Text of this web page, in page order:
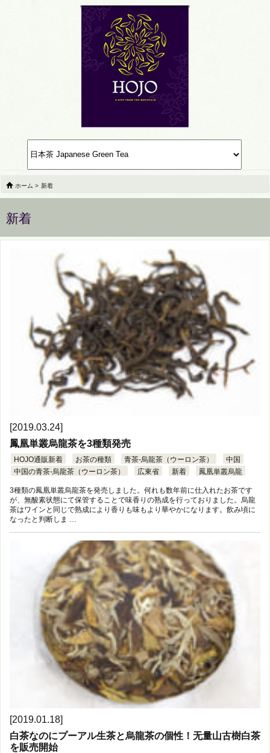
ホーム > 新着
新着
[2019.03.24]
鳳凰単叢烏龍茶を3種類発売
HOJO通販新着 お茶の種類 青茶-烏龍茶（ウーロン茶）
中国
中国の青茶-烏龍茶（ウーロン茶）
広東省 新着 鳳凰単叢烏龍
3種類の鳳凰単叢烏龍茶を発売しました。何れも数年前に仕入れたお茶です
が、無酸素状態にて保管することで味香りの熟成を行っておりました。烏龍
茶はワインと同じで熟成により香りも味もより華やかになります。飲み頃に
なったと判断しま …
[2019.01.18]
白茶なのにプーアル生茶と烏龍茶の個性！无量山古樹白茶
を販売開始